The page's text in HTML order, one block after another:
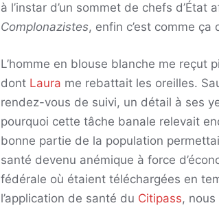
à l’instar d’un sommet de chefs
Complonazistes, enfin c’est comme
L’homme en blouse blanche me reçut
dont Laura me rebattait les oreilles.
rendez-vous de suivi, un détail à ses
pourquoi cette tâche banale relevait
bonne partie de la population
santé devenu anémique à force
fédérale où étaient téléchargées en
l’application de santé du Citipass,